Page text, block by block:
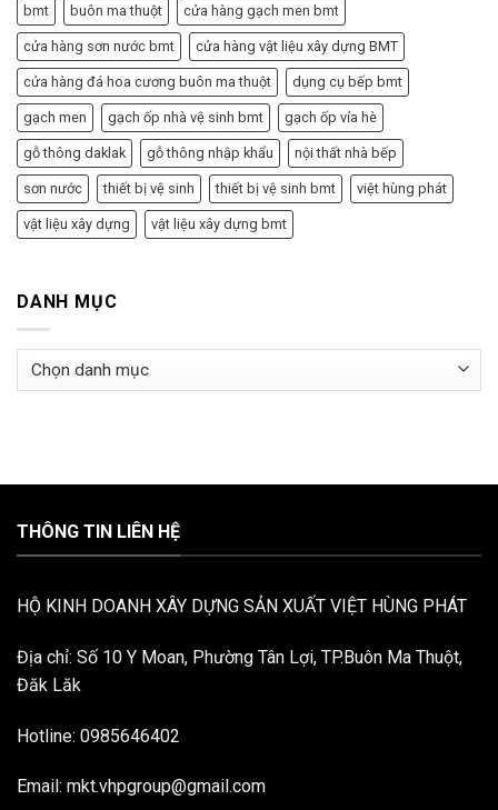
bmt buôn ma thuột cửa hàng gạch men bmt
cửa hàng sơn nước bmt cửa hàng vật liệu xây dựng BMT
cửa hàng đá hoa cương buôn ma thuột dụng cụ bếp bmt
gạch men gạch ốp nhà vệ sinh bmt gạch ốp vỉa hè
gỗ thông daklak gỗ thông nhập khẩu nội thất nhà bếp
sơn nước thiết bị vệ sinh thiết bị vệ sinh bmt việt hùng phát
vật liệu xây dựng vật liệu xây dựng bmt
DANH MỤC
Danh
mục
THÔNG TIN LIÊN HỆ
HỘ KINH DOANH XÂY DỰNG SẢN XUẤT VIỆT HÙNG PHÁT
Địa chỉ: Số 10 Y Moan, Phường Tân Lợi, TP.Buôn Ma Thuột,
Đăk Lăk
Hotline: 0985646402
Email: mkt.vhpgroup@gmail.com